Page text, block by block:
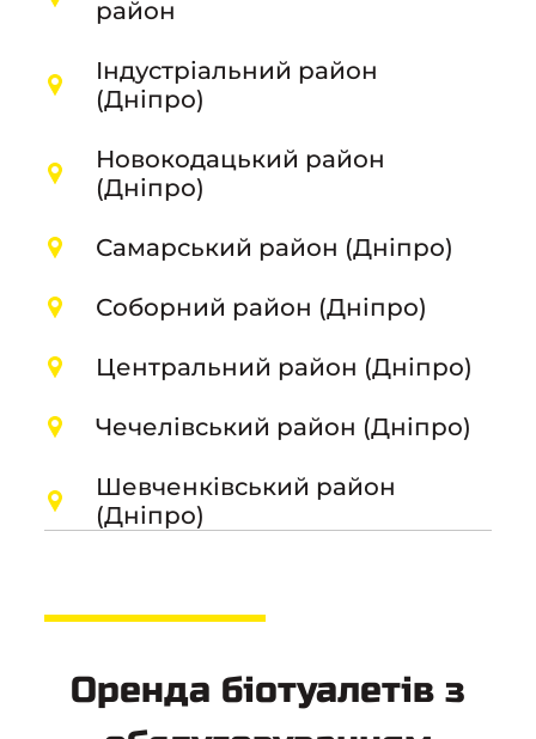
район
Індустріальний район
(Дніпро)
Новокодацький район
(Дніпро)
Самарський район (Дніпро)
Соборний район (Дніпро)
Центральний район (Дніпро)
Чечелівський район (Дніпро)
Шевченківський район
(Дніпро)
Оренда біотуалетів з